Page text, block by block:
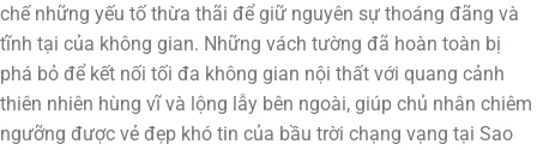
chế những yếu tố thừa thãi để giữ nguyên sự thoáng đãng và
tĩnh tại của không gian. Những vách tường đã hoàn toàn bị
phá bỏ để kết nối tối đa không gian nội thất với quang cảnh
thiên nhiên hùng vĩ và lộng lẫy bên ngoài, giúp chủ nhân chiêm
ngưỡng được vẻ đẹp khó tin của bầu trời chạng vạng tại Sao